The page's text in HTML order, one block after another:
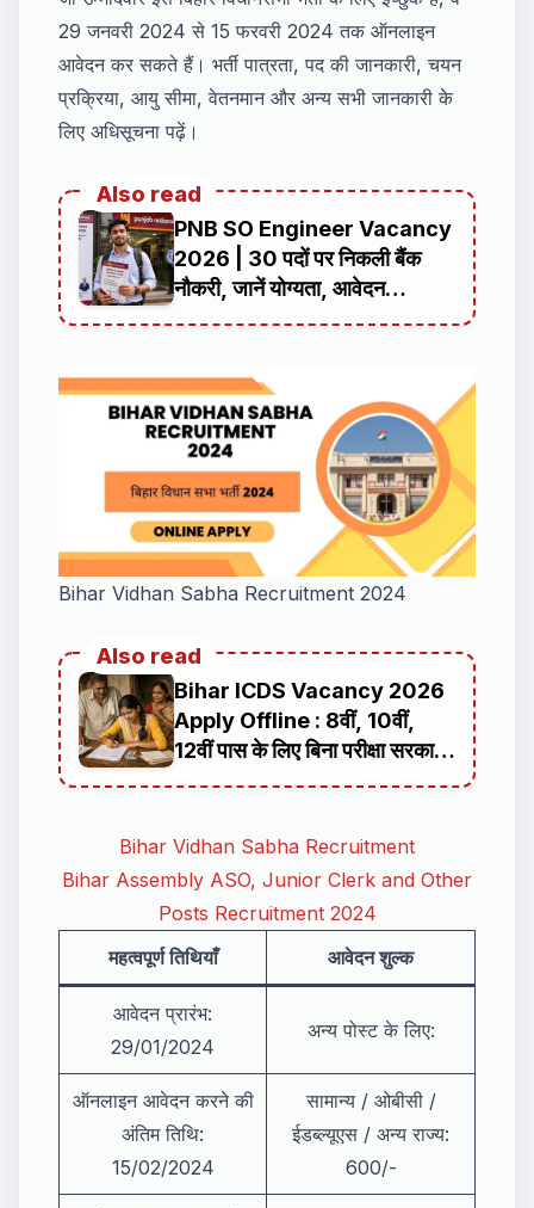
29 जनवरी 2024 से 15 फरवरी 2024 तक ऑनलाइन
आवेदन कर सकते हैं। भर्ती पात्रता, पद की जानकारी, चयन
प्रक्रिया, आयु सीमा, वेतनमान और अन्य सभी जानकारी के
लिए अधिसूचना पढ़ें।
Also read
PNB SO Engineer Vacancy
2026 | 30 पदों पर निकली बैंक
नौकरी, जानें योग्यता, आवेदन
प्रक्रिया, चयन प्रक्रिया
Bihar Vidhan Sabha Recruitment 2024
Also read
Bihar ICDS Vacancy 2026
Apply Offline : 8वीं, 10वीं,
12वीं पास के लिए बिना परीक्षा सरकारी
नौकरी का मौका
Bihar Vidhan Sabha Recruitment
Bihar Assembly ASO, Junior Clerk and Other
Posts Recruitment 2024
महत्वपूर्ण तिथियाँ
आवेदन शुल्क
आवेदन प्रारंभ:
29/01/2024
अन्य पोस्ट के लिए:
ऑनलाइन आवेदन करने की
अंतिम तिथि:
15/02/2024
सामान्य / ओबीसी /
ईडब्ल्यूएस / अन्य राज्य:
600/-